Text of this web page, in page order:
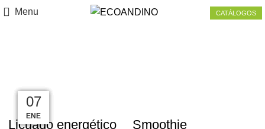
Menu CATÁLOGOS
24
JUN
CAFÉ VERDE
Licuado energético
05
MAY
Smoothie
13
MAR
28
FEB
11
ENE
07
ENE